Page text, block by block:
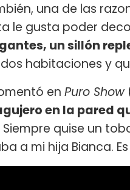
una de las
le gusta poder
un sillón
habitaciones y
en Puro Show
en la pared
Siempre quise un
a mi hija Bianca.